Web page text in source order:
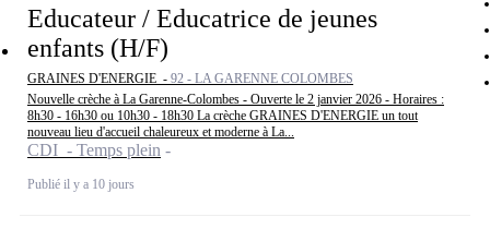
Educateur / Educatrice de jeunes
enfants (H/F)
GRAINES D'ENERGIE - 92 - LA GARENNE COLOMBES
Nouvelle crèche à La Garenne-Colombes - Ouverte le 2 janvier 2026 - Horaires :
8h30 - 16h30 ou 10h30 - 18h30 La crèche GRAINES D'ENERGIE un tout
nouveau lieu d'accueil chaleureux et moderne à La...
CDI - Temps plein
Publié il y a 10 jours